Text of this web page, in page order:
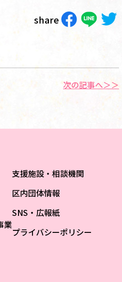
share
次の記事へ＞＞
業
支援施設・相談機関
区内団体情報
SNS・広報紙
プライバシーポリシー